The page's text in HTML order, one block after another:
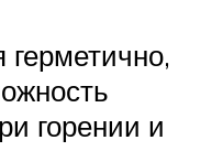
герметично,
горении и